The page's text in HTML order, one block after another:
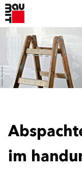
im